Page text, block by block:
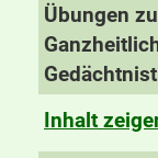
Übungen
Inhalt